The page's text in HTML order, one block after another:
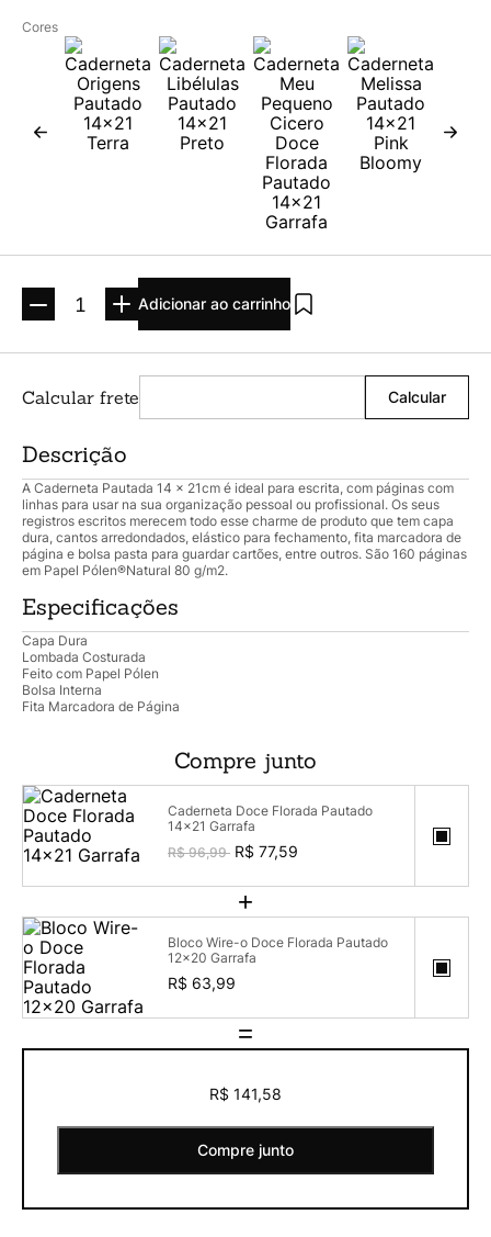
Cores
Adicionar ao carrinho
Descrição
A Caderneta Pautada 14 x 21cm é ideal para escrita, com páginas com
linhas para usar na sua organização pessoal ou profissional. Os seus
registros escritos merecem todo esse charme de produto que tem capa
dura, cantos arredondados, elástico para fechamento, fita marcadora de
página e bolsa pasta para guardar cartões, entre outros. São 160 páginas
em Papel Pólen®Natural 80 g/m2.
Especificações
Capa Dura
Lombada Costurada
Feito com Papel Pólen
Bolsa Interna
Fita Marcadora de Página
Compre junto
Caderneta Doce Florada Pautado
14x21 Garrafa
R$ 96,99 R$ 77,59
+
Bloco Wire-o Doce Florada Pautado
12x20 Garrafa
R$ 63,99
=
R$ 141,58
Compre junto